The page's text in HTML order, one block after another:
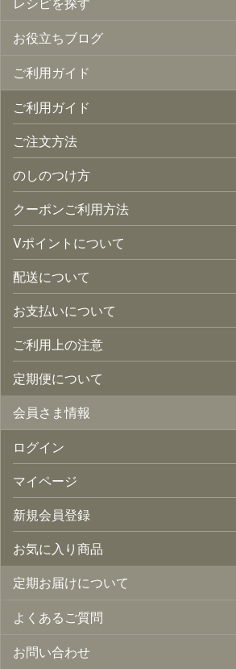
お役立ちブログ
ご利用ガイド
ご利用ガイド
ご注文方法
のしのつけ方
クーポンご利用方法
Vポイントについて
配送について
お支払いについて
ご利用上の注意
定期便について
会員さま情報
ログイン
マイページ
新規会員登録
お気に入り商品
定期お届けについて
よくあるご質問
お問い合わせ